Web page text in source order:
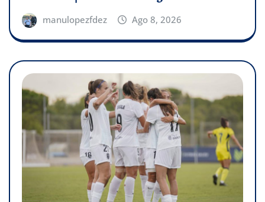
manulopezfdez Ago 8, 2026